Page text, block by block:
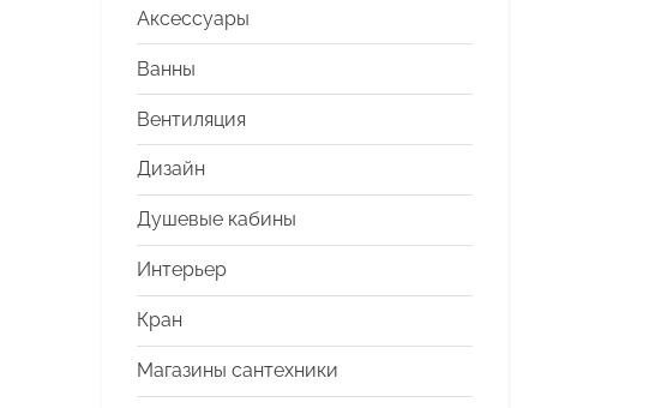
Аксессуары
Ванны
Вентиляция
Дизайн
Душевые кабины
Интерьер
Кран
Магазины сантехники